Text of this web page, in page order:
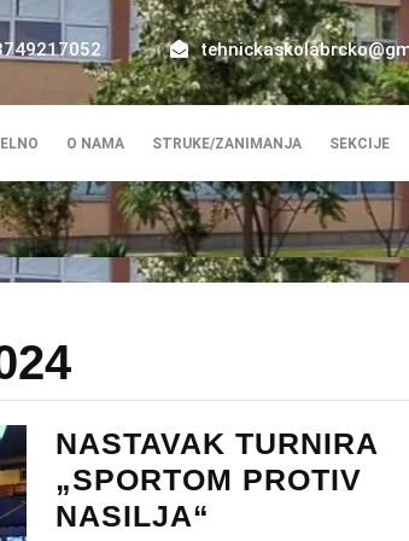
O NAMA STRUKE/ZANIMANJA SEKCIJE
NASTAVAK TURNIRA
„SPORTOM PROTIV
NASILJA“